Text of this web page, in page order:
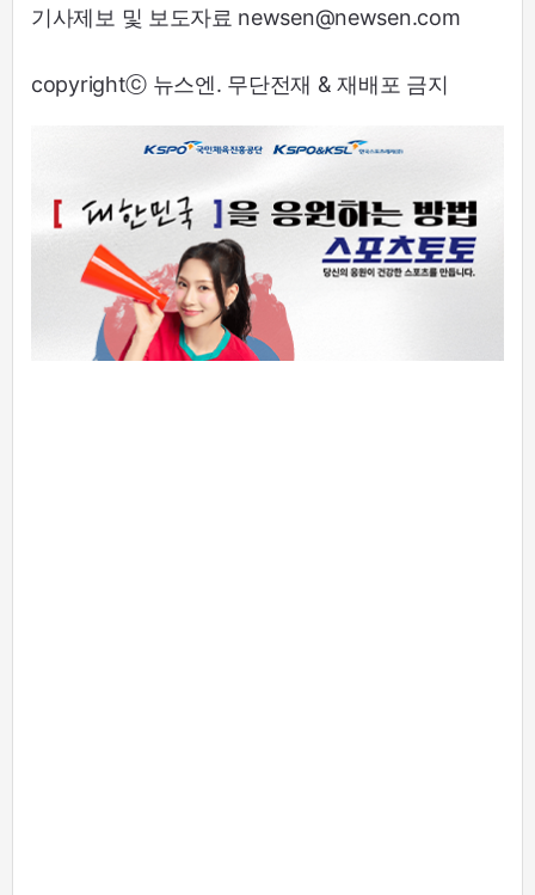
기사제보 및 보도자료 newsen@newsen.com
copyrightⓒ 뉴스엔. 무단전재 & 재배포 금지